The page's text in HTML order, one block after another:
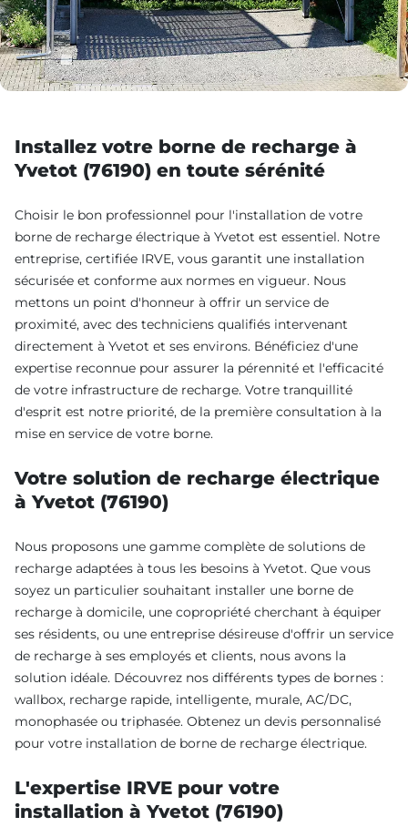
Installez votre borne de recharge à
Yvetot (76190) en toute sérénité
Choisir le bon professionnel pour l'installation de votre
borne de recharge électrique à Yvetot est essentiel. Notre
entreprise, certifiée IRVE, vous garantit une installation
sécurisée et conforme aux normes en vigueur. Nous
mettons un point d'honneur à offrir un service de
proximité, avec des techniciens qualifiés intervenant
directement à Yvetot et ses environs. Bénéficiez d'une
expertise reconnue pour assurer la pérennité et l'efficacité
de votre infrastructure de recharge. Votre tranquillité
d'esprit est notre priorité, de la première consultation à la
mise en service de votre borne.
Votre solution de recharge électrique
à Yvetot (76190)
Nous proposons une gamme complète de solutions de
recharge adaptées à tous les besoins à Yvetot. Que vous
soyez un particulier souhaitant installer une borne de
recharge à domicile, une copropriété cherchant à équiper
ses résidents, ou une entreprise désireuse d'offrir un service
de recharge à ses employés et clients, nous avons la
solution idéale. Découvrez nos différents types de bornes :
wallbox, recharge rapide, intelligente, murale, AC/DC,
monophasée ou triphasée. Obtenez un devis personnalisé
pour votre installation de borne de recharge électrique.
L'expertise IRVE pour votre
installation à Yvetot (76190)